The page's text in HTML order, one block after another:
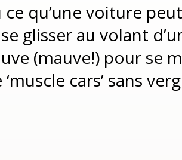
ce qu’une voiture
glisser au volant
(mauve!) pour se
cars’ sans